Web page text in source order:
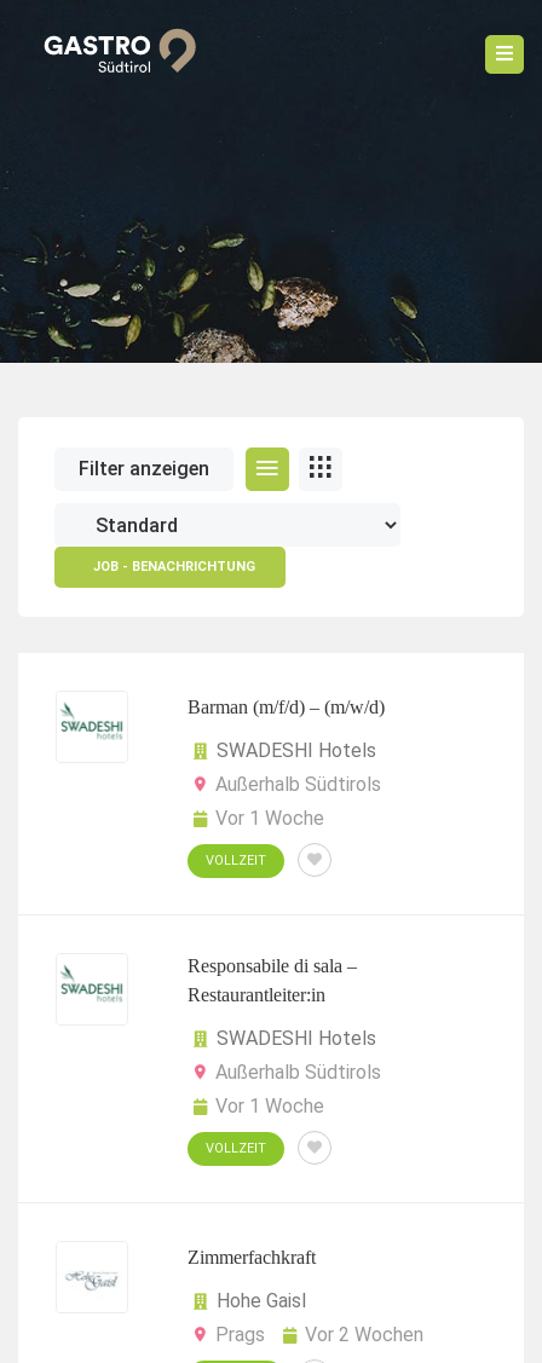
Filter anzeigen
JOB - BENACHRICHTUNG
Barman (m/f/d) – (m/w/d)
SWADESHI Hotels
Außerhalb Südtirols
Vor 1 Woche
VOLLZEIT
Responsabile di sala –
Restaurantleiter:in
SWADESHI Hotels
Außerhalb Südtirols
Vor 1 Woche
VOLLZEIT
Zimmerfachkraft
Hohe Gaisl
Prags
Vor 2 Wochen